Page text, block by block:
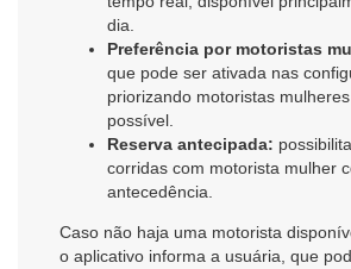
dia.
Preferência por motoristas
que pode ser ativada nas
priorizando motoristas
possível.
Reserva antecipada:
corridas com motorista mulher
antecedência.
Caso não haja uma motorista
o aplicativo informa a usuária, que